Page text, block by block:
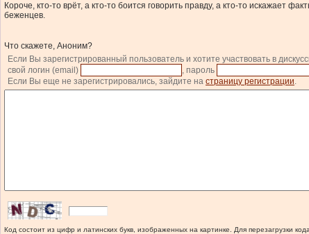
Короче, кто-то врёт, а кто-то боится говорить правду, а кто-то искажает
беженцев.
Что скажете, Аноним?
Если Вы зарегистрированный пользователь и хотите участвовать в
свой логин (email)
, пароль
Если Вы еще не зарегистрировались, зайдите на страницу регистрации.
Код состоит из цифр и латинских букв, изображенных на картинке. Для перезагрузки